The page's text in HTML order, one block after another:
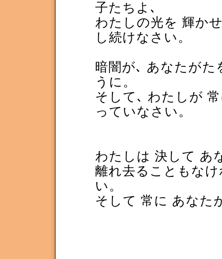
子たちよ､
わたしの光を 輝か
し続けなさい。
暗闇が､ あなたが
うに。
そして､ わたしが
っていなさい。
わたしは 決して あ
離れ去ることもな
い。
そして 常に あなた